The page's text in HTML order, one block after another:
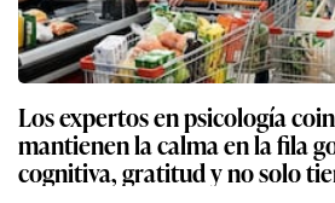
Los expertos en psicología
mantienen la calma en la fila
cognitiva, gratitud y no solo